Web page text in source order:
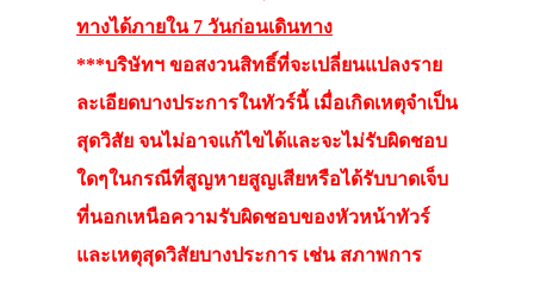
ทางได้ภายใน 7 วันก่อนเดินทาง
***บริษัทฯ ขอสงวนสิทธิ์ที่จะเปลี่ยนแปลงราย
ละเอียดบางประการในทัวร์นี้ เมื่อเกิดเหตุจำเป็น
สุดวิสัย จนไม่อาจแก้ไขได้และจะไม่รับผิดชอบ
ใดๆในกรณีที่สูญหายสูญเสียหรือได้รับบาดเจ็บ
ที่นอกเหนือความรับผิดชอบของหัวหน้าทัวร์
และเหตุสุดวิสัยบางประการ เช่น สภาพการ